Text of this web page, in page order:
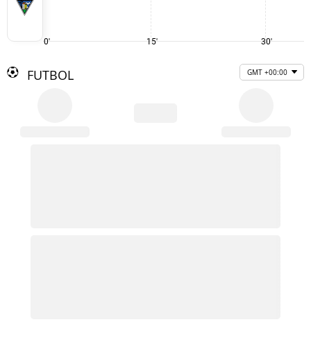
0' 15' 30'
FUTBOL GMT +00:00